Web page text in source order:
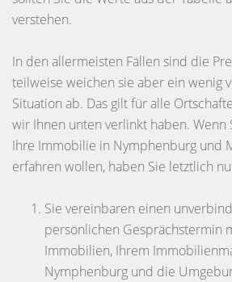
verstehen.
In den allermeisten Fällen sind die
teilweise weichen sie aber ein wenig
Situation ab. Das gilt für alle
wir Ihnen unten verlinkt haben. Wenn
Ihre Immobilie in Nymphenburg und
erfahren wollen, haben Sie letztlich
Sie vereinbaren einen
persönlichen Gesprächstermin
Immobilien, Ihrem
Nymphenburg und die